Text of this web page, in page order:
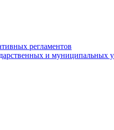
регламентов
и муниципальных